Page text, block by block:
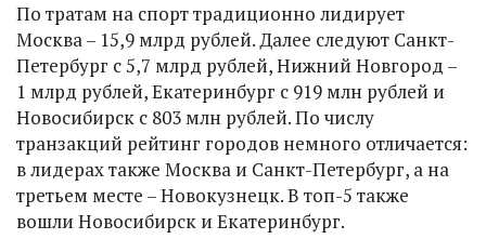
По тратам на спорт традиционно лидирует
Москва – 15,9 млрд рублей. Далее следуют Санкт-
Петербург с 5,7 млрд рублей, Нижний Новгород –
1 млрд рублей, Екатеринбург с 919 млн рублей и
Новосибирск с 803 млн рублей. По числу
транзакций рейтинг городов немного отличается:
в лидерах также Москва и Санкт-Петербург, а на
третьем месте – Новокузнецк. В топ-5 также
вошли Новосибирск и Екатеринбург.